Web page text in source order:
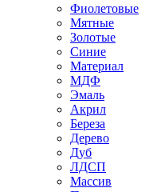
Фиолетовые
Мятные
Золотые
Синие
Материал
МДФ
Эмаль
Акрил
Береза
Дерево
Дуб
ЛДСП
Массив